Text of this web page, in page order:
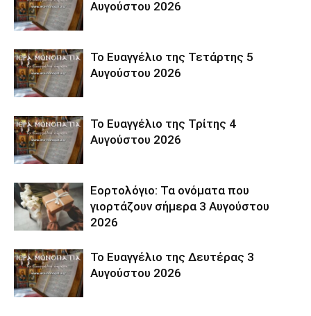
Αυγούστου 2026
Το Ευαγγέλιο της Τετάρτης 5
Αυγούστου 2026
Το Ευαγγέλιο της Τρίτης 4
Αυγούστου 2026
Εορτολόγιο: Τα ονόματα που
γιορτάζουν σήμερα 3 Αυγούστου
2026
Το Ευαγγέλιο της Δευτέρας 3
Αυγούστου 2026